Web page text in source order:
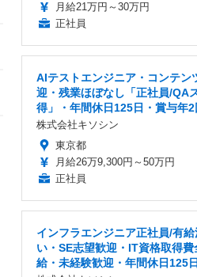
月給21万円～30万円
正社員
AIテストエンジニア・コンテン
迎・残業ほぼなし「正社員/QA
得」・年間休日125日・賞与年2
株式会社キソシン
東京都
月給26万9,300円～50万円
正社員
インフラエンジニア正社員/有
い・SE志望歓迎・IT資格取得費
給・未経験歓迎・年間休日125日